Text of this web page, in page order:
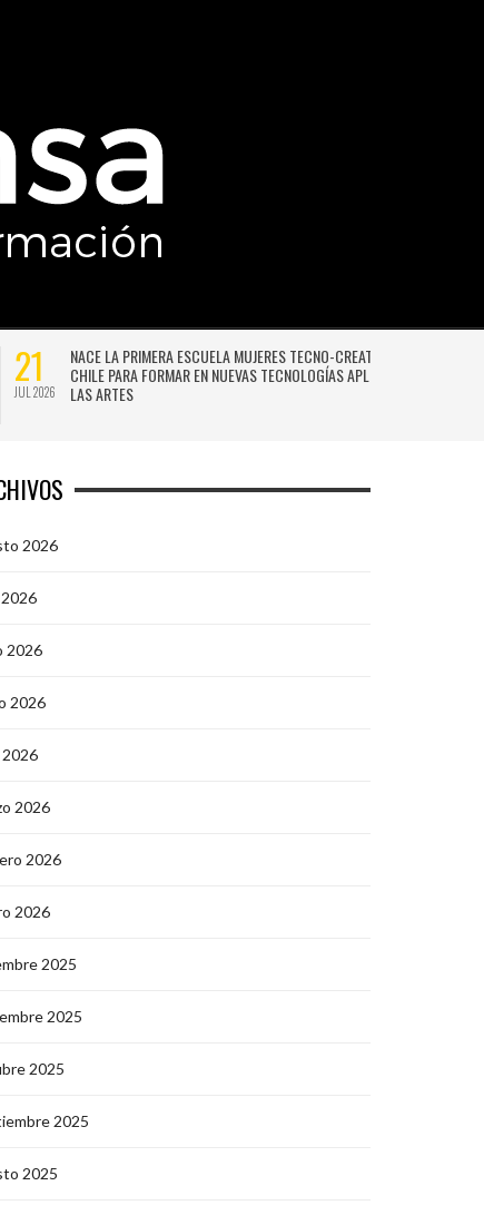
21
JUL 2026
NACE LA PRIMERA ESCUELA MUJERES TECNO-CREATIVAS DE
CHILE PARA FORMAR EN NUEVAS TECNOLOGÍAS APLICADAS A
LAS ARTES
2026
2026
2026
2026
2026
2026
2025
2025
2025
2025
2025